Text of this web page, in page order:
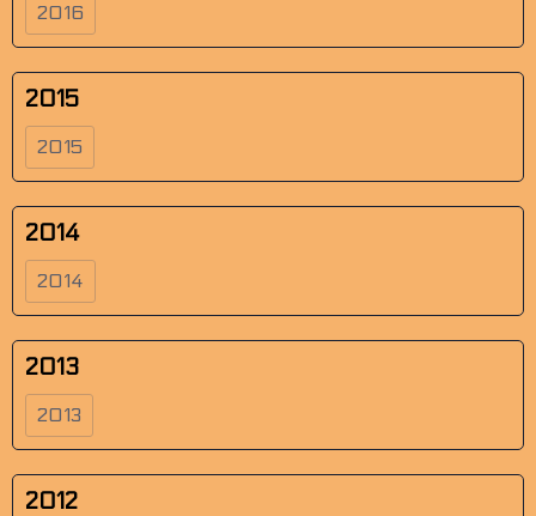
2016
2015
2015
2014
2014
2013
2013
2012